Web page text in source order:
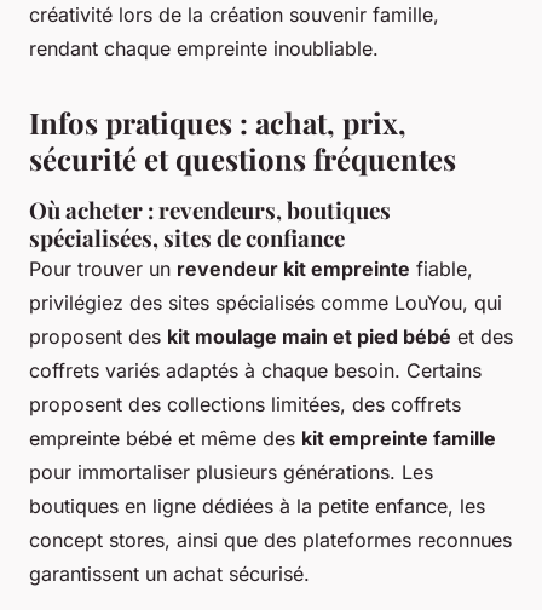
créativité lors de la création souvenir famille,
rendant chaque empreinte inoubliable.
Infos pratiques : achat, prix,
sécurité et questions fréquentes
Où acheter : revendeurs, boutiques
spécialisées, sites de confiance
Pour trouver un revendeur kit empreinte fiable,
privilégiez des sites spécialisés comme LouYou, qui
proposent des kit moulage main et pied bébé et des
coffrets variés adaptés à chaque besoin. Certains
proposent des collections limitées, des coffrets
empreinte bébé et même des kit empreinte famille
pour immortaliser plusieurs générations. Les
boutiques en ligne dédiées à la petite enfance, les
concept stores, ainsi que des plateformes reconnues
garantissent un achat sécurisé.